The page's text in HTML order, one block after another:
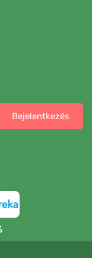
Bejelentkezés